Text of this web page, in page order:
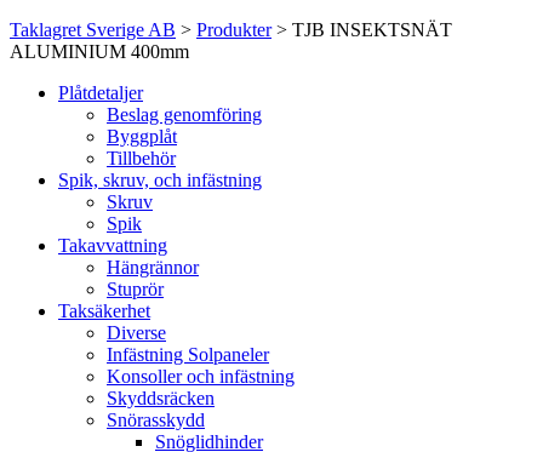
Taklagret Sverige AB > Produkter> TJB INSEKTSNÄT
ALUMINIUM 400mm
Plåtdetaljer
Beslag genomföring
Byggplåt
Tillbehör
Spik, skruv, och infästning
Skruv
Spik
Takavvattning
Hängrännor
Stuprör
Taksäkerhet
Diverse
Infästning Solpaneler
Konsoller och infästning
Skyddsräcken
Snörasskydd
Snöglidhinder